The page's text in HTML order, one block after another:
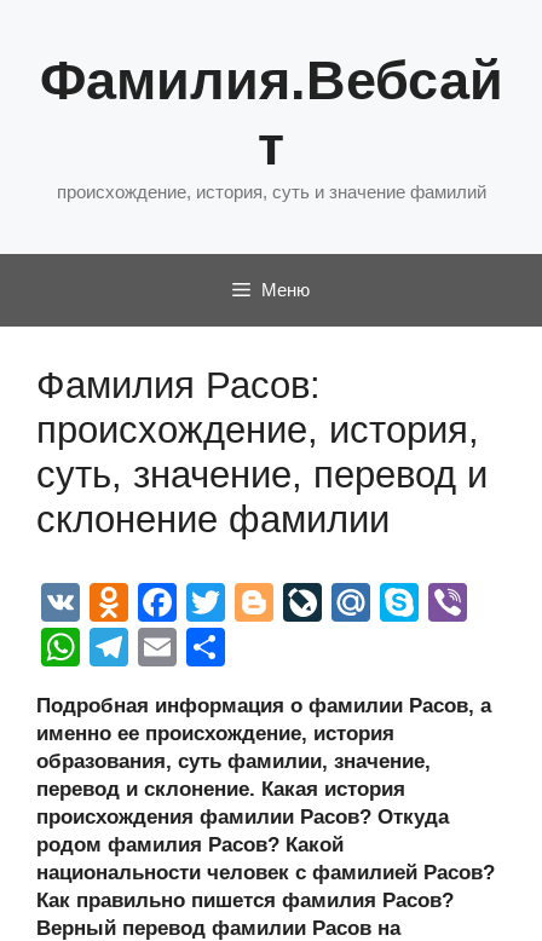
содержимому
Фамилия.Вебсай
т
происхождение, история, суть и значение фамилий
Меню
Фамилия Расов:
происхождение, история,
суть, значение, перевод и
склонение фамилии
V
K
O
d
n
o
kl
a
ss
ni
ki
F
a
c
e
b
o
o
k
T
er
Bl
g
er
Li
J
o
ur
n
al
M
u
S
e
W
at
s
A
p
p
T
e
gr
a
m
E
ail р
а
в
и
ть
Подробная информация о фамилии Расов, а
именно ее происхождение, история
образования, суть фамилии, значение,
перевод и склонение. Какая история
происхождения фамилии Расов? Откуда
родом фамилия Расов? Какой
национальности человек с фамилией Расов?
Как правильно пишется фамилия Расов?
Верный перевод фамилии Расов на